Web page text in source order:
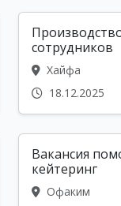
сотрудников
Хайфа
18.12.2025
Вакансия
кейтеринг
Офаким